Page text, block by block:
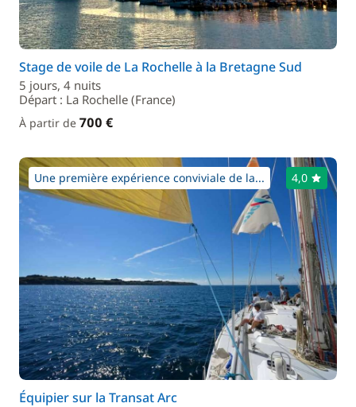
Stage de voile de La Rochelle à la Bretagne Sud
5 jours, 4 nuits
Départ : La Rochelle (France)
À partir de 700 €
Une première expérience conviviale de la... 4,0
Équipier sur la Transat Arc